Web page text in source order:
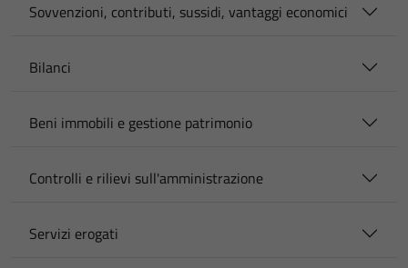
Sovvenzioni, contributi, sussidi, vantaggi economici
Bilanci
Beni immobili e gestione patrimonio
Controlli e rilievi sull'amministrazione
Servizi erogati